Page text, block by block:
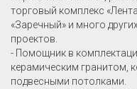
торговый комплекс
«Заречный» и много
проектов.
- Помощник в
керамическим гранитом,
подвесными потолками.